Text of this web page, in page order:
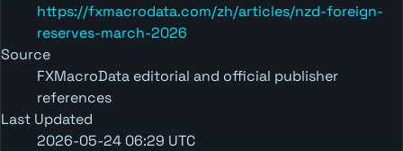
https://fxmacrodata.com/zh/articles/nzd-foreign-
reserves-march-2026
Source
FXMacroData editorial and official publisher
references
Last Updated
2026-05-24 06:29 UTC